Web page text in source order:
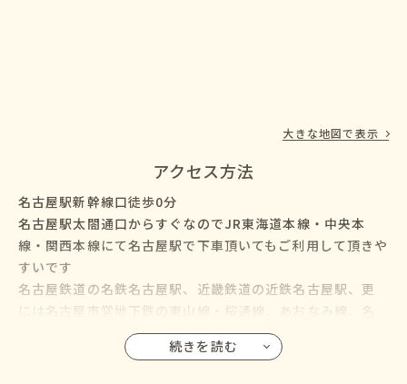
大きな地図で表示
アクセス方法
名古屋駅新幹線口徒歩0分
名古屋駅太閤通口からすぐなのでJR東海道本線・中央本
線・関西本線にて名古屋駅で下車頂いてもご利用して頂きや
すいです
名古屋鉄道の名鉄名古屋駅、近畿鉄道の近鉄名古屋駅、更
には名古屋市営地下鉄の東山線・桜通線、あおなみ線、名
鉄バス・名古屋市営バスも名古屋駅に乗り入れているので、
名古屋市の千種区・東区・北区・西区・中村区・中区・昭
続きを読む